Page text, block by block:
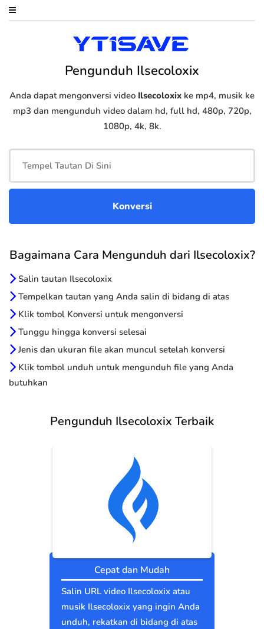
Pengunduh Ilsecoloxix
Anda dapat mengonversi video Ilsecoloxix ke mp4, musik ke
mp3 dan mengunduh video dalam hd, full hd, 480p, 720p,
1080p, 4k, 8k.
Bagaimana Cara Mengunduh dari Ilsecoloxix?
Salin tautan Ilsecoloxix
Tempelkan tautan yang Anda salin di bidang di atas
Klik tombol Konversi untuk mengonversi
Tunggu hingga konversi selesai
Jenis dan ukuran file akan muncul setelah konversi
Klik tombol unduh untuk mengunduh file yang Anda
butuhkan
Pengunduh Ilsecoloxix Terbaik
Cepat dan Mudah
Salin URL video Ilsecoloxix atau
musik Ilsecoloxix yang ingin Anda
unduh, rekatkan di bidang di atas